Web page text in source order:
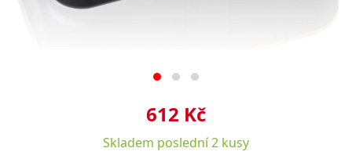
612 Kč
Skladem poslední 2 kusy